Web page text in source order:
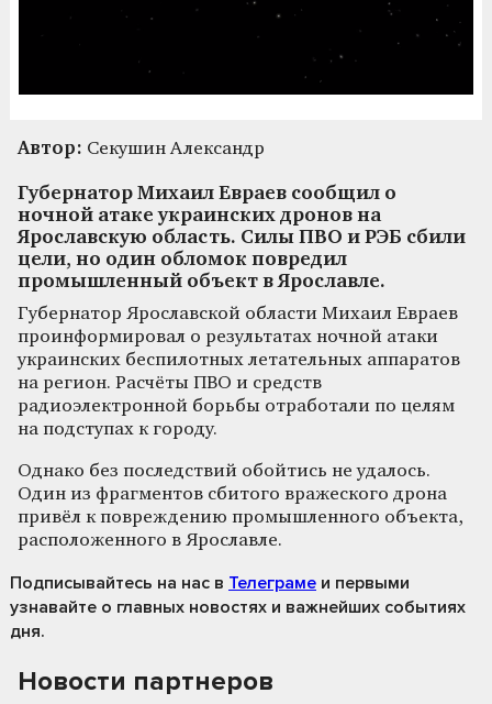
Автор: Секушин Александр
Губернатор Михаил Евраев сообщил о
ночной атаке украинских дронов на
Ярославскую область. Силы ПВО и РЭБ сбили
цели, но один обломок повредил
промышленный объект в Ярославле.
Губернатор Ярославской области Михаил Евраев
проинформировал о результатах ночной атаки
украинских беспилотных летательных аппаратов
на регион. Расчёты ПВО и средств
радиоэлектронной борьбы отработали по целям
на подступах к городу.
Однако без последствий обойтись не удалось.
Один из фрагментов сбитого вражеского дрона
привёл к повреждению промышленного объекта,
расположенного в Ярославле.
Подписывайтесь на нас в Телеграме и первыми
узнавайте о главных новостях и важнейших событиях
дня.
Новости партнеров